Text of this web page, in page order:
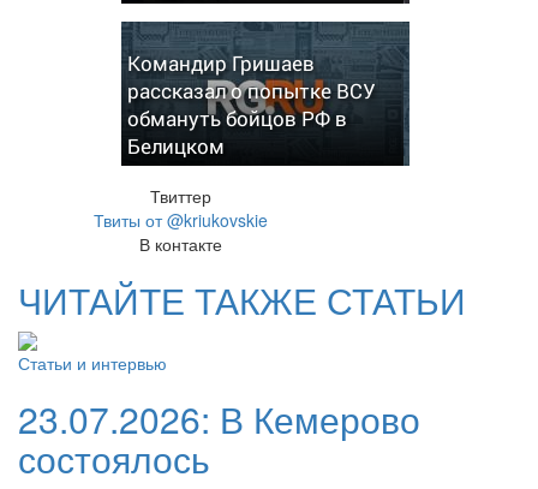
Командир Гришаев
рассказал о попытке ВСУ
обмануть бойцов РФ в
Белицком
Твиттер
Твиты от @kriukovskie
В контакте
ЧИТАЙТЕ ТАКЖЕ СТАТЬИ
Статьи и интервью
23.07.2026: В Кемерово
состоялось